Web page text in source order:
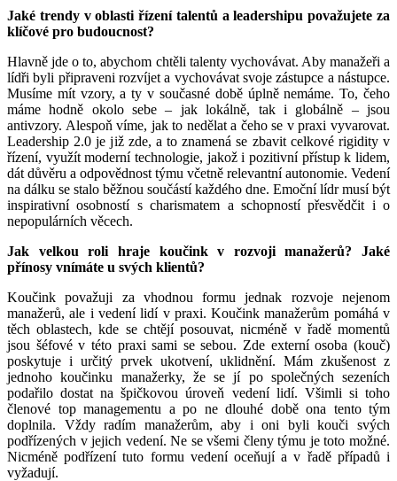
Jaké trendy v oblasti řízení talentů a leadershipu považujete za
klíčové pro budoucnost?
Hlavně jde o to, abychom chtěli talenty vychovávat. Aby manažeři a
lídři byli připraveni rozvíjet a vychovávat svoje zástupce a nástupce.
Musíme mít vzory, a ty v současné době úplně nemáme. To, čeho
máme hodně okolo sebe – jak lokálně, tak i globálně – jsou
antivzory. Alespoň víme, jak to nedělat a čeho se v praxi vyvarovat.
Leadership 2.0 je již zde, a to znamená se zbavit celkové rigidity v
řízení, využít moderní technologie, jakož i pozitivní přístup k lidem,
dát důvěru a odpovědnost týmu včetně relevantní autonomie. Vedení
na dálku se stalo běžnou součástí každého dne. Emoční lídr musí být
inspirativní osobností s charismatem a schopností přesvědčit i o
nepopulárních věcech.
Jak velkou roli hraje koučink v rozvoji manažerů? Jaké
přínosy vnímáte u svých klientů?
Koučink považuji za vhodnou formu jednak rozvoje nejenom
manažerů, ale i vedení lidí v praxi. Koučink manažerům pomáhá v
těch oblastech, kde se chtějí posouvat, nicméně v řadě momentů
jsou šéfové v této praxi sami se sebou. Zde externí osoba (kouč)
poskytuje i určitý prvek ukotvení, uklidnění. Mám zkušenost z
jednoho koučinku manažerky, že se jí po společných sezeních
podařilo dostat na špičkovou úroveň vedení lidí. Všimli si toho
členové top managementu a po ne dlouhé době ona tento tým
doplnila. Vždy radím manažerům, aby i oni byli kouči svých
podřízených v jejich vedení. Ne se všemi členy týmu je toto možné.
Nicméně podřízení tuto formu vedení oceňují a v řadě případů i
vyžadují.